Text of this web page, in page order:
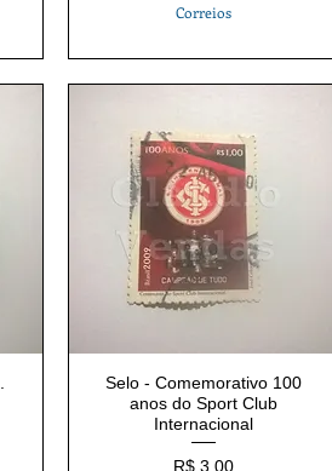
Correios
Selo - Comemorativo 100
anos do Sport Club
Internacional
Preço
R$ 3,00